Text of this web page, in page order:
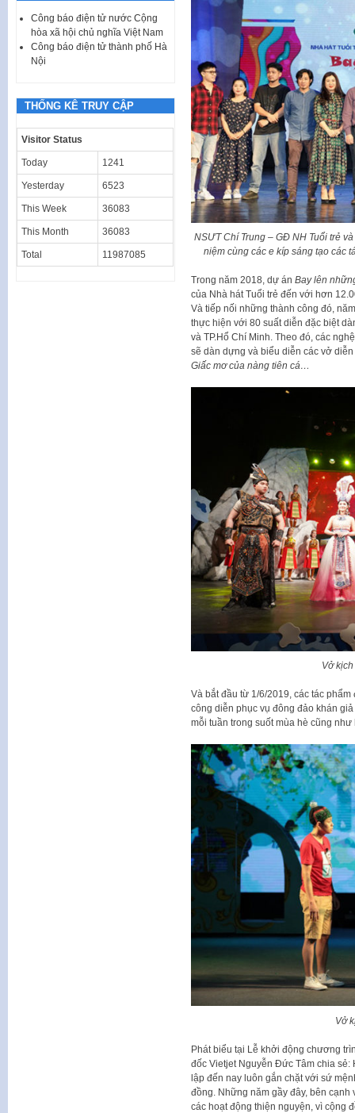
NSƯT Chí Trung – GĐ NH Tuổi trẻ
niệm cùng các e kíp sáng tạo các
Trong năm 2018, dự án Bay lên
của Nhà hát Tuổi trẻ đến với hơn
Và tiếp nối những thành công đó,
thực hiện với 80 suất diễn đặc biệt
và TP.Hổ Chí Minh. Theo đó, các
sẽ dàn dựng và biểu diễn các vở
Giấc mơ của nàng tiên cá…
Vở
Và bắt đầu từ 1/6/2019, các tác
công diễn phục vụ đông đảo khán
mỗi tuần trong suốt mùa hè cũng
Vở
Phát biểu tại Lễ khởi động chương
đốc Vietjet Nguyễn Đức Tâm chia
lập đến nay luôn gắn chặt với sứ
đồng. Những năm gầy đây, bên
các hoạt động thiện nguyện, vì cộng
Công báo điện tử nước Cộng
hòa xã hội chủ nghĩa Việt Nam
Công báo điện tử thành phố Hà
Nội
THỐNG KÊ TRUY CẬP
Visitor Status
Today 1241
Yesterday 6523
This Week 36083
This Month 36083
Total 11987085